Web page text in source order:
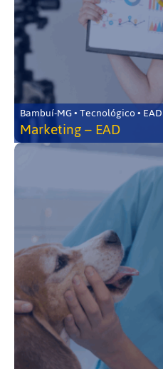
Bambuí-MG • Tecnológico • EAD
Marketing – EAD